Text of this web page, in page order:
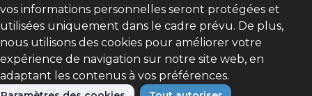
Nous joindre
Politique de confidentialité
Direction des programmes santé mentale, dépendance
et itinérance (DPSMDI) de Santé Québec Centre-Sud-de-
vos informations personnelles seront protégées et
utilisées uniquement dans le cadre prévu. De plus,
nous utilisons des cookies pour améliorer votre
expérience de navigation sur notre site web, en
adaptant les contenus à vos préférences.